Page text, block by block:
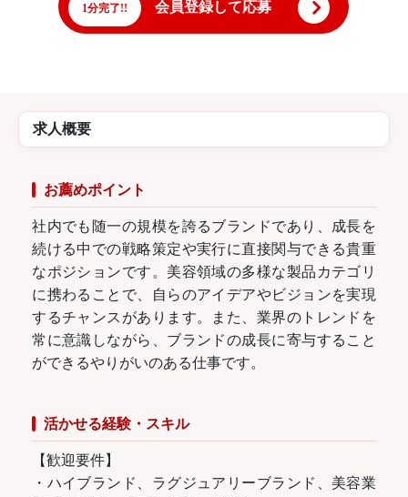
1分完了!! 会員登録して応募
求人概要
お薦めポイント
社内でも随一の規模を誇るブランドであり、成長を
続ける中での戦略策定や実行に直接関与できる貴重
なポジションです。美容領域の多様な製品カテゴリ
に携わることで、自らのアイデアやビジョンを実現
するチャンスがあります。また、業界のトレンドを
常に意識しながら、ブランドの成長に寄与すること
ができるやりがいのある仕事です。
活かせる経験・スキル
【歓迎要件】
・ハイブランド、ラグジュアリーブランド、美容業